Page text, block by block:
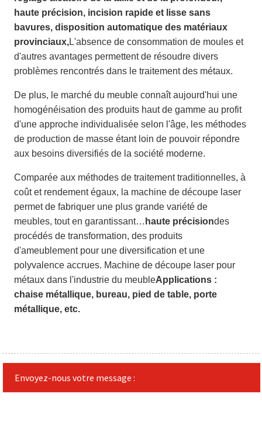
haute précision, incision rapide et lisse sans
bavures, disposition automatique des matériaux
provinciaux,L'absence de consommation de moules et
d'autres avantages permettent de résoudre divers
problèmes rencontrés dans le traitement des métaux.
De plus, le marché du meuble connaît aujourd'hui une
homogénéisation des produits haut de gamme au profit
d'une approche individualisée selon l'âge, les méthodes
de production de masse étant loin de pouvoir répondre
aux besoins diversifiés de la société moderne.
Comparée aux méthodes de traitement traditionnelles, à
coût et rendement égaux, la machine de découpe laser
permet de fabriquer une plus grande variété de
meubles, tout en garantissant… haute précisiondes
procédés de transformation, des produits
d'ameublement pour une diversification et une
polyvalence accrues. Machine de découpe laser pour
métaux dans l'industrie du meubleApplications :
chaise métallique, bureau, pied de table, porte
métallique, etc.
Envoyez-nous votre message :